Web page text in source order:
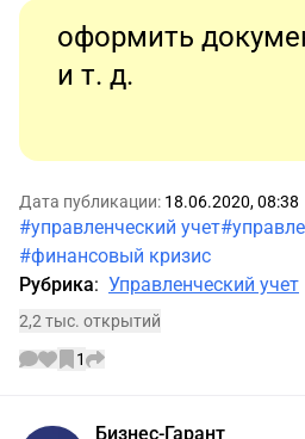
оформить
и т. д.
Дата публикации: 18.06.2020, 08:38
#управленческий учет
#финансовый кризис
Рубрика: Управленческий учет
2,2 тыс. открытий
1
Информации об авторе
Бизнес-Гарант